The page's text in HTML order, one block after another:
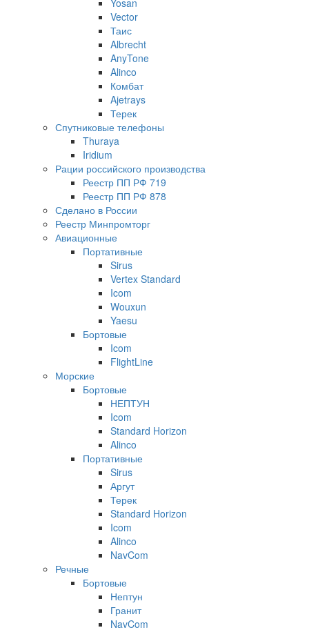
Vector
Таис
Albrecht
AnyTone
Alinco
Комбат
Ajetrays
Терек
Спутниковые телефоны
Thuraya
Iridium
Рации российского производства
Реестр ПП РФ 719
Реестр ПП РФ 878
Сделано в России
Реестр Минпромторг
Авиационные
Портативные
Sirus
Vertex Standard
Icom
Wouxun
Yaesu
Бортовые
Icom
FlightLine
Морские
Бортовые
НЕПТУН
Icom
Standard Horizon
Alinco
Портативные
Sirus
Аргут
Терек
Standard Horizon
Icom
Alinco
NavCom
Речные
Бортовые
Нептун
Гранит
NavCom